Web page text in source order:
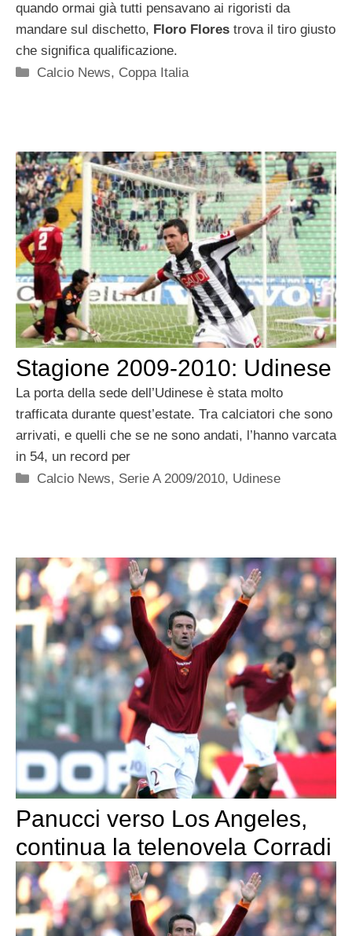
quando ormai già tutti pensavano ai rigoristi da
mandare sul dischetto, Floro Flores trova il tiro giusto
che significa qualificazione.
Categorie
Calcio News, Coppa Italia
Stagione 2009-2010: Udinese
La porta della sede dell’Udinese è stata molto
trafficata durante quest’estate. Tra calciatori che sono
arrivati, e quelli che se ne sono andati, l’hanno varcata
in 54, un record per
Categorie
Calcio News, Serie A 2009/2010, Udinese
Panucci verso Los Angeles,
continua la telenovela Corradi